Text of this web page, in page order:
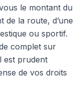
le montant du
de la route, d’une
ou sportif.
complet sur
est prudent
de vos droits